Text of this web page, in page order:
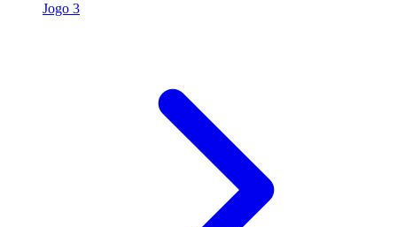
Jogo 3